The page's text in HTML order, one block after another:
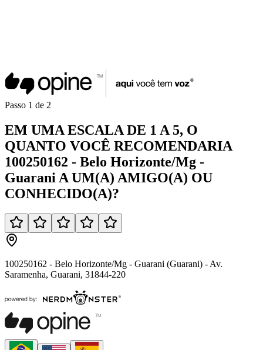
Passo 1 de 2
EM UMA ESCALA DE 1 A 5, O
QUANTO VOCÊ RECOMENDARIA
100250162 - Belo Horizonte/Mg -
Guarani A UM(A) AMIGO(A) OU
CONHECIDO(A)?
100250162 - Belo Horizonte/Mg - Guarani (Guarani) - Av.
Saramenha, Guarani, 31844-220